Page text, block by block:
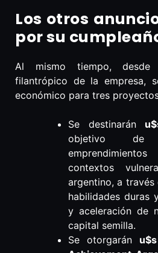
Los otros
por su
Al mismo tiempo,
filantrópico de la empresa,
económico para tres
Se destinarán
objetivo de
contextos
argentino, a
habilidades duras
y aceleración de
capital semilla.
Se otorgarán